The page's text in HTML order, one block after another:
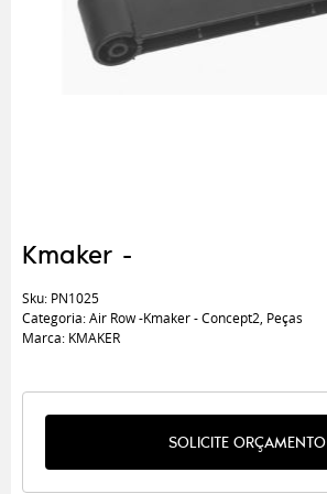
Kmaker -
Sku: PN1025
Categoria:Air Row -Kmaker - Concept2, Peças
Marca: KMAKER
SOLICITE ORÇAMENTO